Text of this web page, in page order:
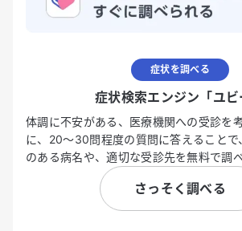
症状を調べる
症状検索エンジン「ユビ
体調に不安がある、医療機関への受診を
に、20〜30問程度の質問に答えることで
のある病名や、適切な受診先を無料で調べ
さっそく調べる